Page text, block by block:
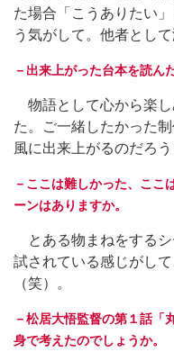
た場合「こうありたい
う気がして。他者とし
－出来上がった台本を読ん
物語として心から楽し
た。ご一緒したかった
風に出来上がるのだろ
－ここは難しかった、ここ
ーンはありますか。
とある物まねをするシ
試されている感じがし
（笑）。
－松居大悟監督の第１話「
身で考えたのでしょうか。